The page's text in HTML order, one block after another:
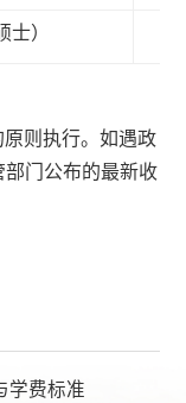
士）
原则执行。如遇政
门公布的最新收
学费标准